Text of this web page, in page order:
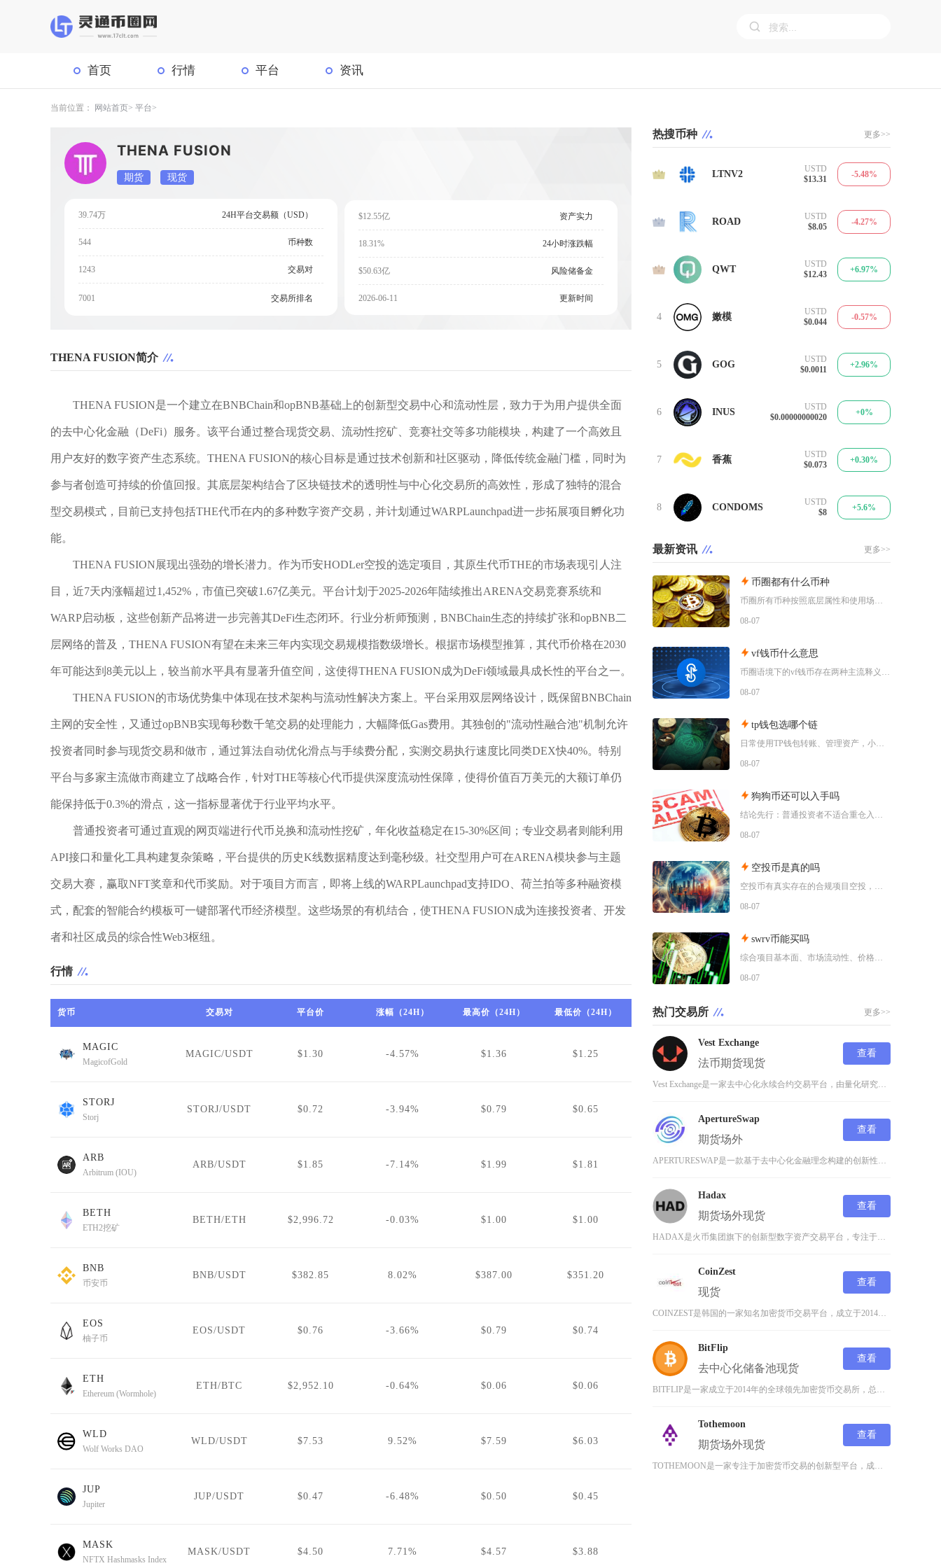
首页 行情 平台 资讯
当前位置： 网站首页 平台
THENA FUSION
期货 现货
39.74万 24H平台交易额（USD）
544 币种数
1243 交易对
7001 交易所排名
$12.55亿 资产实力
18.31% 24小时涨跌幅
$50.63亿 风险储备金
2026-06-11 更新时间
THENA FUSION简介
THENA FUSION是一个建立在BNBChain和opBNB基础上的创新型交易中心和流动性层，致力于为用户提供全面
的去中心化金融（DeFi）服务。该平台通过整合现货交易、流动性挖矿、竞赛社交等多功能模块，构建了一个高效且
用户友好的数字资产生态系统。THENA FUSION的核心目标是通过技术创新和社区驱动，降低传统金融门槛，同时为
参与者创造可持续的价值回报。其底层架构结合了区块链技术的透明性与中心化交易所的高效性，形成了独特的混合
型交易模式，目前已支持包括THE代币在内的多种数字资产交易，并计划通过WARPLaunchpad进一步拓展项目孵化功
能。
THENA FUSION展现出强劲的增长潜力。作为币安HODLer空投的选定项目，其原生代币THE的市场表现引人注
目，近7天内涨幅超过1,452%，市值已突破1.67亿美元。平台计划于2025-2026年陆续推出ARENA交易竞赛系统和
WARP启动板，这些创新产品将进一步完善其DeFi生态闭环。行业分析师预测，BNBChain生态的持续扩张和opBNB二
层网络的普及，THENA FUSION有望在未来三年内实现交易规模指数级增长。根据市场模型推算，其代币价格在2030
年可能达到8美元以上，较当前水平具有显著升值空间，这使得THENA FUSION成为DeFi领域最具成长性的平台之一。
THENA FUSION的市场优势集中体现在技术架构与流动性解决方案上。平台采用双层网络设计，既保留BNBChain
主网的安全性，又通过opBNB实现每秒数千笔交易的处理能力，大幅降低Gas费用。其独创的"流动性融合池"机制允许
投资者同时参与现货交易和做市，通过算法自动优化滑点与手续费分配，实测交易执行速度比同类DEX快40%。特别
平台与多家主流做市商建立了战略合作，针对THE等核心代币提供深度流动性保障，使得价值百万美元的大额订单仍
能保持低于0.3%的滑点，这一指标显著优于行业平均水平。
普通投资者可通过直观的网页端进行代币兑换和流动性挖矿，年化收益稳定在15-30%区间；专业交易者则能利用
API接口和量化工具构建复杂策略，平台提供的历史K线数据精度达到毫秒级。社交型用户可在ARENA模块参与主题
交易大赛，赢取NFT奖章和代币奖励。对于项目方而言，即将上线的WARPLaunchpad支持IDO、荷兰拍等多种融资模
式，配套的智能合约模板可一键部署代币经济模型。这些场景的有机结合，使THENA FUSION成为连接投资者、开发
者和社区成员的综合性Web3枢纽。
行情
货币 交易对 平台价 涨幅（24H） 最高价（24H） 最低价（24H）
MAGIC
MagicofGold
MAGIC/USDT $1.30 -4.57% $1.36 $1.25
STORJ
Storj
STORJ/USDT $0.72 -3.94% $0.79 $0.65
ARB
Arbitrum (IOU)
ARB/USDT $1.85 -7.14% $1.99 $1.81
BETH
ETH2挖矿
BETH/ETH $2,996.72 -0.03% $1.00 $1.00
BNB
币安币
BNB/USDT $382.85 8.02% $387.00 $351.20
EOS
柚子币
EOS/USDT $0.76 -3.66% $0.79 $0.74
ETH
Ethereum (Wormhole)
ETH/BTC $2,952.10 -0.64% $0.06 $0.06
WLD
Wolf Works DAO
WLD/USDT $7.53 9.52% $7.59 $6.03
JUP
Jupiter
JUP/USDT $0.47 -6.48% $0.50 $0.45
MASK
NFTX Hashmasks Index
MASK/USDT $4.50 7.71% $4.57 $3.88
热搜币种 更多>>
1 LTNV2
USTD
$13.31
-5.48%
2 ROAD
USTD
$8.05
-4.27%
3 QWT
USTD
$12.43
+6.97%
4 嫩模
USTD
$0.044
-0.57%
5 GOG
USTD
$0.0011
+2.96%
6 INUS
USTD
$0.00000000020
+0%
7 香蕉
USTD
$0.073
+0.30%
8 CONDOMS
USTD
$8
+5.6%
最新资讯 更多>>
币圈都有什么币种
币圈所有币种按照底层属性和使用场景，可以划分为价值存储币、公链原生币、稳定币、平台币、赛道
08-07
vf钱币什么意思
币圈语境下的vf钱币存在两种主流释义，一是古钱币收藏流通市场通用的VF品相评级标识，二是链
08-07
tp钱包选哪个链
日常使用TP钱包转账、管理资产，小额稳定币互转优先选择波场TRC20；币安生态内交互、参与
08-07
狗狗币还可以入手吗
结论先行：普通投资者不适合重仓入手狗狗币，仅能拿出总资产极小比例做短期情绪博弈，长线持仓性
08-07
空投币是真的吗
空投币有真实存在的合规项目空投，但市场中九成以上面向普通散户的免费空投、大额福利空投均为虚
08-07
swrv币能买吗
综合项目基本面、市场流动性、价格走势以及行业竞争现状，普通币圈投资者不建议买入SWRV代币
08-07
热门交易所 更多>>
Vest Exchange
法币期货现货
查看
Vest Exchange是一家去中心化永续合约交易平台，由量化研究公司Vest开发，致力
ApertureSwap
期货场外
查看
APERTURESWAP是一款基于去中心化金融理念构建的创新性交易平台，其核心定位为面向未
Hadax
期货场外现货
查看
HADAX是火币集团旗下的创新型数字资产交易平台，专注于为全球用户提供专业、安全、高效的加
CoinZest
现货
查看
COINZEST是韩国的一家知名加密货币交易平台，成立于2014年，以其快速的交易处理和高
BitFlip
去中心化储备池现货
查看
BITFLIP是一家成立于2014年的全球领先加密货币交易所，总部位于美国纽约，是首批申请
Tothemoon
期货场外现货
查看
TOTHEMOON是一家专注于加密货币交易的创新型平台，成立于2024年，总部位于塞舌尔，